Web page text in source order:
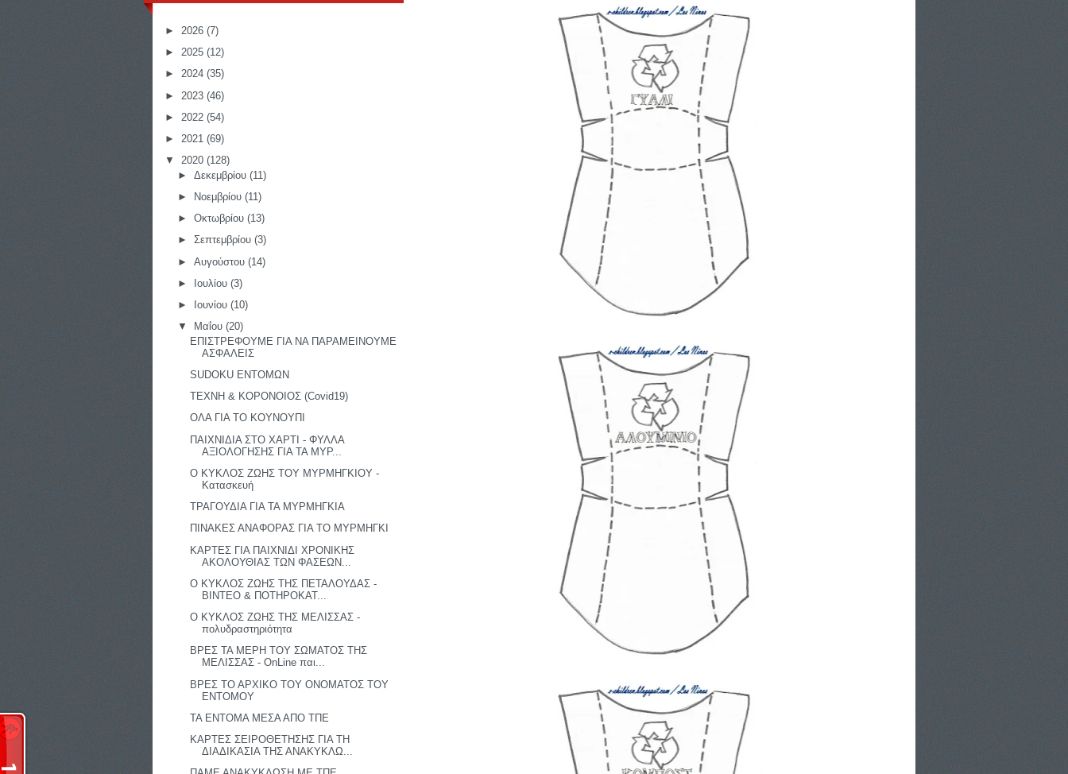
► 2026 (7)
► 2025 (12)
► 2024 (35)
► 2023 (46)
► 2022 (54)
► 2021 (69)
▼ 2020 (128)
► Δεκεμβρίου (11)
►
Νοεμβρίου (11)
► Οκτωβρίου (13)
► Σεπτεμβρίου (3)
► Αυγούστου (14)
►
Ιουλίου (3)
►
Ιουνίου (10)
▼
Μαΐου (20)
ΕΠΙΣΤΡΕΦΟΥΜΕ ΓΙΑ ΝΑ ΠΑΡΑΜΕΙΝΟΥΜΕ
ΑΣΦΑΛΕΙΣ
SUDOKU ΕΝΤΟΜΩΝ
ΤΕΧΝΗ & ΚΟΡΟΝΟΙΟΣ (Covid19)
ΟΛΑ ΓΙΑ ΤΟ ΚΟΥΝΟΥΠΙ
ΠΑΙΧΝΙΔΙΑ ΣΤΟ ΧΑΡΤΙ - ΦΥΛΛΑ
ΑΞΙΟΛΟΓΗΣΗΣ ΓΙΑ ΤΑ ΜΥΡ...
Ο ΚΥΚΛΟΣ ΖΩΗΣ ΤΟΥ ΜΥΡΜΗΓΚΙΟΥ -
Κατασκευή
ΤΡΑΓΟΥΔΙΑ ΓΙΑ ΤΑ ΜΥΡΜΗΓΚΙΑ
ΠΙΝΑΚΕΣ ΑΝΑΦΟΡΑΣ ΓΙΑ ΤΟ ΜΥΡΜΗΓΚΙ
ΚΑΡΤΕΣ ΓΙΑ ΠΑΙΧΝΙΔΙ ΧΡΟΝΙΚΗΣ
ΑΚΟΛΟΥΘΙΑΣ ΤΩΝ ΦΑΣΕΩΝ...
Ο ΚΥΚΛΟΣ ΖΩΗΣ ΤΗΣ ΠΕΤΑΛΟΥΔΑΣ -
ΒΙΝΤΕΟ & ΠΟΤΗΡΟΚΑΤ...
Ο ΚΥΚΛΟΣ ΖΩΗΣ ΤΗΣ ΜΕΛΙΣΣΑΣ -
πολυδραστηριότητα
ΒΡΕΣ ΤΑ ΜΕΡΗ ΤΟΥ ΣΩΜΑΤΟΣ ΤΗΣ
ΜΕΛΙΣΣΑΣ - OnLine παι...
ΒΡΕΣ ΤΟ ΑΡΧΙΚΟ ΤΟΥ ΟΝΟΜΑΤΟΣ ΤΟΥ
ΕΝΤΟΜΟΥ
ΤΑ ΕΝΤΟΜΑ ΜΕΣΑ ΑΠΟ ΤΠΕ
ΚΑΡΤΕΣ ΣΕΙΡΟΘΕΤΗΣΗΣ ΓΙΑ ΤΗ
ΔΙΑΔΙΚΑΣΙΑ ΤΗΣ ΑΝΑΚΥΚΛΩ...